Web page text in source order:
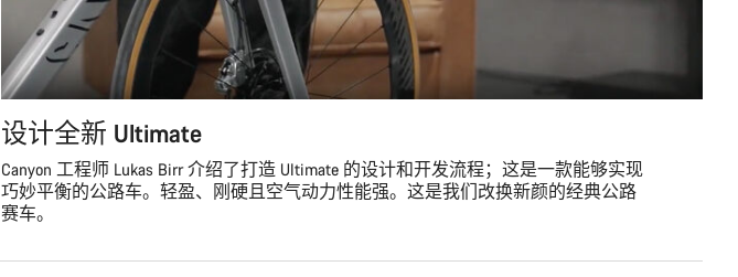
设计全新 Ultimate
Canyon 工程师 Lukas Birr 介绍了打造 Ultimate 的设计和开发流程；这是一款能够实现
巧妙平衡的公路车。轻盈、刚硬且空气动力性能强。这是我们改换新颜的经典公路
赛车。
您需要帮助吗？
我们的客户支持专家正在等待为您答疑解惑。
关闭